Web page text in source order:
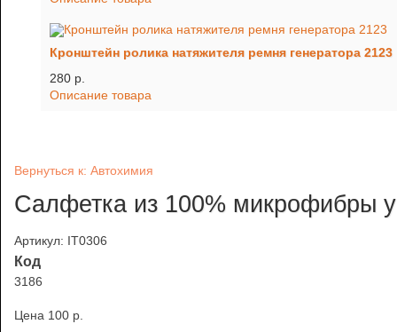
Кронштейн ролика натяжителя ремня генератора 2123
280 p.
Описание товара
Вернуться к: Автохимия
Салфетка из 100% микрофибры
Артикул: IT0306
Код
3186
Цена 100 p.